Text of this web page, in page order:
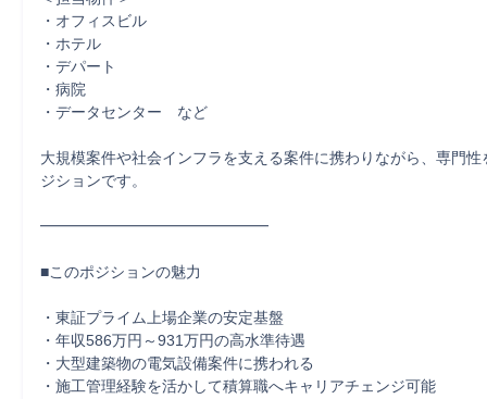
・オフィスビル
・ホテル
・デパート
・病院
・データセンター　など
大規模案件や社会インフラを支える案件に携わりながら、専門性
ジションです。
━━━━━━━━━━━━━━━
■このポジションの魅力
・東証プライム上場企業の安定基盤
・年収586万円～931万円の高水準待遇
・大型建築物の電気設備案件に携われる
・施工管理経験を活かして積算職へキャリアチェンジ可能